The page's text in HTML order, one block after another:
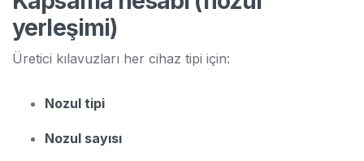
yerleşimi)
Üretici kılavuzları her cihaz tipi için:
Nozul tipi
Nozul sayısı